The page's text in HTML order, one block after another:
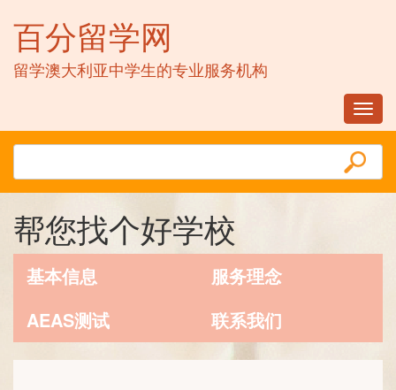
百分留学网
留学澳大利亚中学生的专业服务机构
帮您找个好学校
基本信息
服务理念
AEAS测试
联系我们